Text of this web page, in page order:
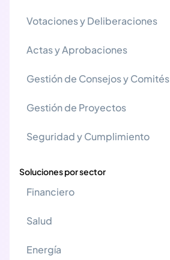
Votaciones y Deliberaciones
Actas y Aprobaciones
Gestión de Consejos y Comités
Gestión de Proyectos
Seguridad y Cumplimiento
Soluciones por sector
Financiero
Salud
Energía